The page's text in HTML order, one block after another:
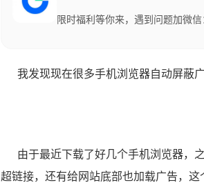
限时福利等你来，遇到问题加微
我发现现在很多手机浏览器自动屏蔽广
由于最近下载了好几个手机浏览器，
超链接，还有给网站底部也加载广告，这